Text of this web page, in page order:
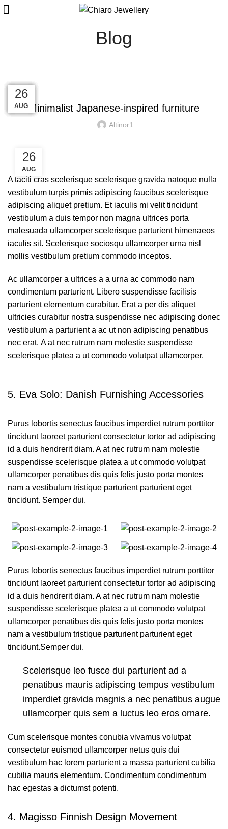
Blog
Minimalist Japanese-inspired furniture
Altinor1
26
AUG
A taciti cras scelerisque scelerisque gravida natoque nulla
vestibulum turpis primis adipiscing faucibus scelerisque
adipiscing aliquet pretium. Et iaculis mi velit tincidunt
vestibulum a duis tempor non magna ultrices porta
malesuada ullamcorper scelerisque parturient himenaeos
iaculis sit. Scelerisque sociosqu ullamcorper urna nisl
mollis vestibulum pretium commodo inceptos.
Ac ullamcorper a ultrices a a urna ac commodo nam
condimentum parturient. Libero suspendisse facilisis
parturient elementum curabitur. Erat a per dis aliquet
ultricies curabitur nostra suspendisse nec adipiscing donec
vestibulum a parturient a ac ut non adipiscing penatibus
nec erat. A at nec rutrum nam molestie suspendisse
scelerisque platea a ut commodo volutpat ullamcorper.
5. Eva Solo: Danish Furnishing Accessories
Purus lobortis senectus faucibus imperdiet rutrum porttitor
tincidunt laoreet parturient consectetur tortor ad adipiscing
id a duis hendrerit diam. A at nec rutrum nam molestie
suspendisse scelerisque platea a ut commodo volutpat
ullamcorper penatibus dis quis felis justo porta montes
nam a vestibulum tristique parturient parturient eget
tincidunt. Semper dui.
Purus lobortis senectus faucibus imperdiet rutrum porttitor
tincidunt laoreet parturient consectetur tortor ad adipiscing
id a duis hendrerit diam. A at nec rutrum nam molestie
suspendisse scelerisque platea a ut commodo volutpat
ullamcorper penatibus dis quis felis justo porta montes
nam a vestibulum tristique parturient parturient eget
tincidunt.Semper dui.
Scelerisque leo fusce dui parturient ad a
penatibus mauris adipiscing tempus vestibulum
imperdiet gravida magnis a nec penatibus augue
ullamcorper quis sem a luctus leo eros ornare.
Cum scelerisque montes conubia vivamus volutpat
consectetur euismod ullamcorper netus quis dui
vestibulum hac lorem parturient a massa parturient cubilia
cubilia mauris elementum. Condimentum condimentum
hac egestas a dictumst potenti.
4. Magisso Finnish Design Movement
27
AUG
27
AUG
27
AUG
27
AUG
27
AUG
26
AUG